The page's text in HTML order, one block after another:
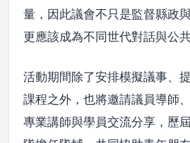
量，因此議會不只是監督縣政
更應該成為不同世代對話與公
活動期間除了安排模擬議事、
課程之外，也將邀請議員導師
專業講師與學員交流分享，歷